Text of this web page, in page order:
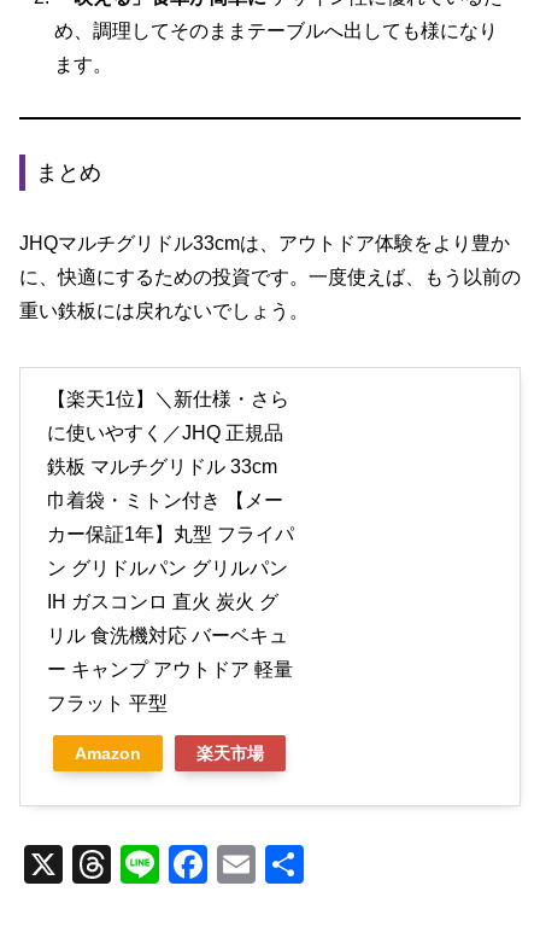
め、調理してそのままテーブルへ出しても様になり
ます。
まとめ
JHQマルチグリドル33cmは、アウトドア体験をより豊か
に、快適にするための投資です。一度使えば、もう以前の
重い鉄板には戻れないでしょう。
【楽天1位】＼新仕様・さら
に使いやすく／JHQ 正規品
鉄板 マルチグリドル 33cm
巾着袋・ミトン付き 【メー
カー保証1年】丸型 フライパ
ン グリドルパン グリルパン
IH ガスコンロ 直火 炭火 グ
リル 食洗機対応 バーベキュ
ー キャンプ アウトドア 軽量
フラット 平型
Amazon 楽天市場
X
T
Li
F
E